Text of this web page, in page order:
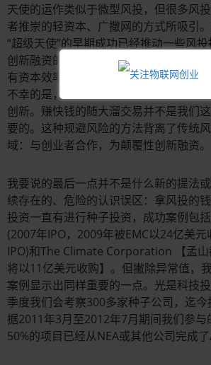
天使的运作类似于微型风投，但很多风
者推崇的轻资本、广撒网的方式所吸引
“超级天使”的早期成功已经推动一些风
创新融资的商业模式，转向一条阻力最
有资本效率的小规模投资——通常是消费
不幸的是，这样过度依赖某一个行业会
创新。赚快钱的随大溜交易并不是我们
要的。这种规避风险的方法背离了传统
域：与创业者合作，为颠覆性创新融资。
我要说的最后一点并不是什么新的提法
续存在的、危险的认识误区：拿风投的
投资一直有进行种子投资，成功案例包
(2007年IPO，2009年被EMC以24亿美
IPO)和The Climate Corporation 【孟
将以11亿美元收购】。但撇除异常值，
案例显示出同样重要的一点。光是科技
季度我们会考察300多家种子公司，迄
据2011年3月至2012年7月期间我们参
50%的项目已经从NEA或其他公司完成了